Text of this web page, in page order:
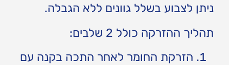
ניתן לצבוע בשלל גוונים ללא הגבלה.
תהליך ההזרקה כולל 2 שלבים:
הזרקת החומר לאחר התכה בקנה עם